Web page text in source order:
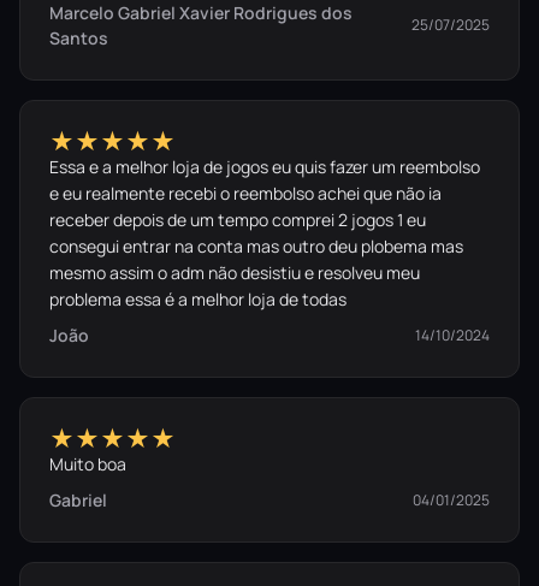
Marcelo Gabriel Xavier Rodrigues dos
Santos
25/07/2025
★★★★★
Essa e a melhor loja de jogos eu quis fazer um reembolso
e eu realmente recebi o reembolso achei que não ia
receber depois de um tempo comprei 2 jogos 1 eu
consegui entrar na conta mas outro deu plobema mas
mesmo assim o adm não desistiu e resolveu meu
problema essa é a melhor loja de todas
João
14/10/2024
★★★★★
Muito boa
Gabriel
04/01/2025